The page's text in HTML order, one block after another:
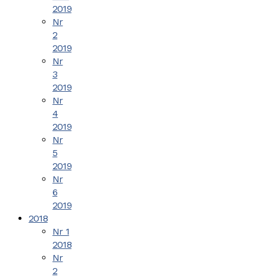
2019
Nr
2
2019
Nr
3
2019
Nr
4
2019
Nr
5
2019
Nr
6
2019
2018
Nr 1
2018
Nr
2